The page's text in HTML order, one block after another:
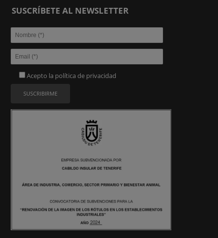
SUSCRÍBETE AL NEWSLETTER
Acepto la política de privacidad